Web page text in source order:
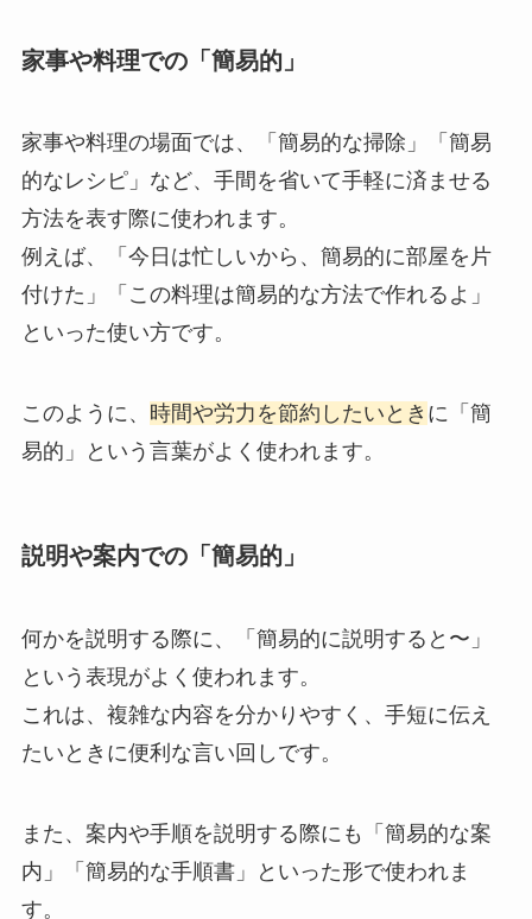
家事や料理での「簡易的」
家事や料理の場面では、「簡易的な掃除」「簡易
的なレシピ」など、手間を省いて手軽に済ませる
方法を表す際に使われます。
例えば、「今日は忙しいから、簡易的に部屋を片
付けた」「この料理は簡易的な方法で作れるよ」
といった使い方です。
このように、 時間や労力を節約したいとき に「簡
易的」という言葉がよく使われます。
説明や案内での「簡易的」
何かを説明する際に、「簡易的に説明すると〜」
という表現がよく使われます。
これは、複雑な内容を分かりやすく、手短に伝え
たいときに便利な言い回しです。
また、案内や手順を説明する際にも「簡易的な案
内」「簡易的な手順書」といった形で使われま
す。